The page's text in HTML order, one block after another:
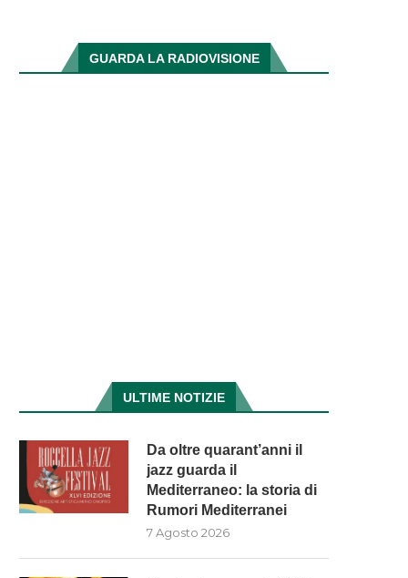
GUARDA LA RADIOVISIONE
ULTIME NOTIZIE
Da oltre quarant’anni il
jazz guarda il
Mediterraneo: la storia di
Rumori Mediterranei
7 Agosto 2026